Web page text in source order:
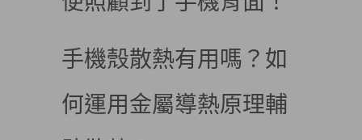
手機殼散熱有用嗎？如
何運用金屬導熱原理輔